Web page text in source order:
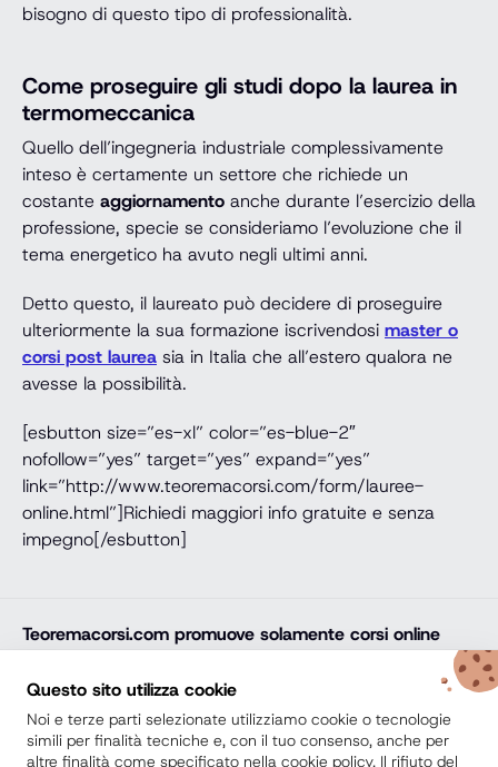
bisogno di questo tipo di professionalità.
Come proseguire gli studi dopo la laurea in
termomeccanica
Quello dell’ingegneria industriale complessivamente
inteso è certamente un settore che richiede un
costante aggiornamento anche durante l’esercizio della
professione, specie se consideriamo l’evoluzione che il
tema energetico ha avuto negli ultimi anni.
Detto questo, il laureato può decidere di proseguire
ulteriormente la sua formazione iscrivendosi master o
corsi post laurea sia in Italia che all’estero qualora ne
avesse la possibilità.
[esbutton size=”es-xl” color=”es-blue-2″
nofollow=”yes” target=”yes” expand=”yes”
link=”http://www.teoremacorsi.com/form/lauree-
online.html”]Richiedi maggiori info gratuite e senza
impegno[/esbutton]
Teoremacorsi.com promuove solamente corsi online
professionali, corsi per il diploma online, lauree e master
online di comprovata qualità e con attestato finale
riconosciuto e spendibile sul mercato del lavoro. Trova
la soluzione ideale e arricchisci il tuo percorso di studi
Questo sito utilizza cookie
Noi e terze parti selezionate utilizziamo cookie o tecnologie
simili per finalità tecniche e, con il tuo consenso, anche per
altre finalità come specificato nella cookie policy. Il rifiuto del